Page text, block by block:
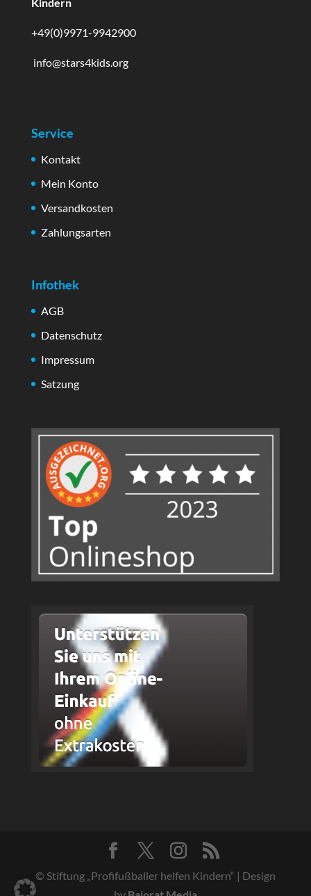
+49(0)9971-9942900
info@stars4kids.org
Service
Kontakt
Mein Konto
Versandkosten
Zahlungsarten
Infothek
AGB
Datenschutz
Impressum
Satzung
© Stiftung „Profifußballer helfen Kindern“ | Design